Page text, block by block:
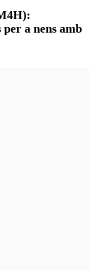
a nens amb